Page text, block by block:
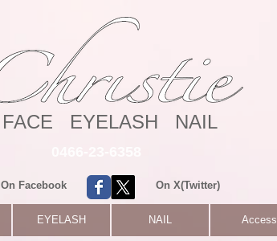
FACE EYELASH NAIL
On Facebook On X(Twitter)
EYELASH NAIL Access